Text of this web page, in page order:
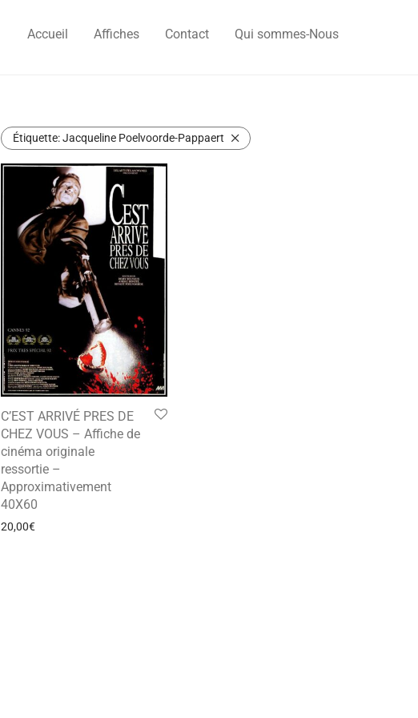
Accueil Affiches Contact Qui sommes-Nous
Étiquette:Jacqueline Poelvoorde-Pappaert
C’EST ARRIVÉ PRES DE
CHEZ VOUS – Affiche de
cinéma originale
ressortie –
Approximativement
40X60
20,00€